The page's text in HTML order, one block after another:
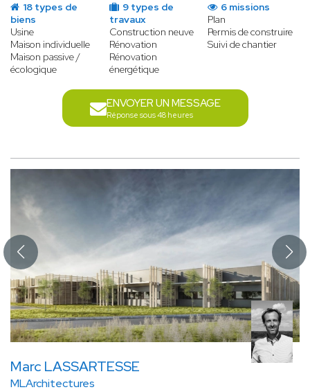
18 types de
biens
Usine
Maison individuelle
Maison passive /
écologique
9 types de
travaux
Construction neuve
Rénovation
Rénovation
énergétique
6 missions
Plan
Permis de construire
Suivi de chantier
ENVOYER UN MESSAGE
Réponse sous 48 heures
Marc LASSARTESSE
MLArchitectures